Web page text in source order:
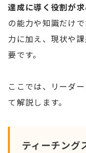
達成に導く役割が
の能力や知識だけ
力に加え、現状や
要です。
ここでは、リーダ
て解説します。
ティーチング